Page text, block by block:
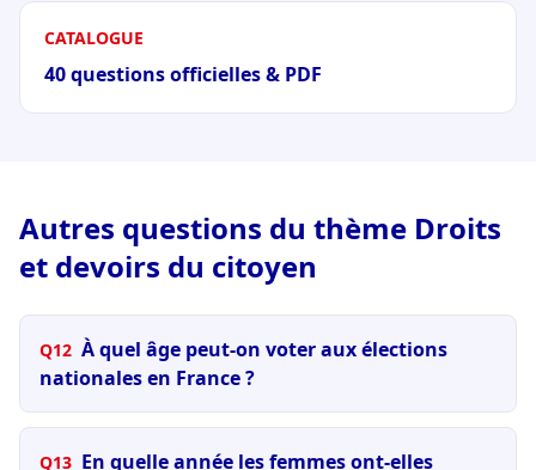
CATALOGUE
40 questions officielles & PDF
Autres questions du thème Droits
et devoirs du citoyen
Q12 À quel âge peut-on voter aux élections
nationales en France ?
Q13 En quelle année les femmes ont-elles